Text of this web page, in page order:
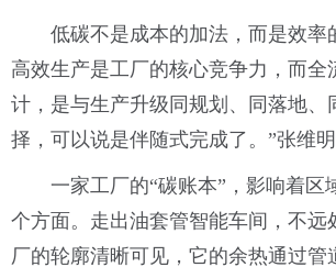
低碳不是成本的加法，而是效率
高效生产是工厂的核心竞争力，而全
计，是与生产升级同规划、同落地、
择，可以说是伴随式完成了。”张维明
一家工厂的“碳账本”，影响着区
个方面。走出油套管智能车间，不远
厂的轮廓清晰可见，它的余热通过管